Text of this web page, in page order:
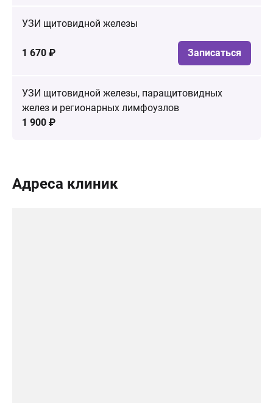
УЗИ щитовидной железы
1 670 ₽ Записаться
УЗИ щитовидной железы, паращитовидных
желез и регионарных лимфоузлов
1 900 ₽
Адреса клиник